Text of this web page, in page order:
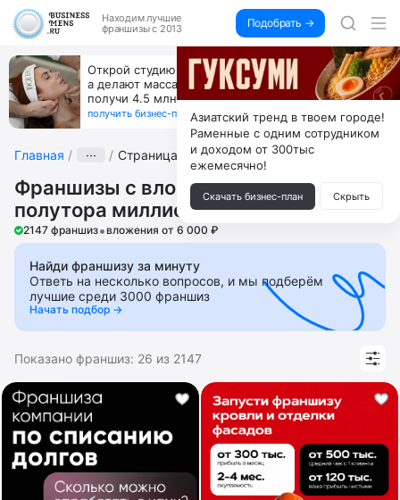
Находим лучшие
франшизы с 2013
Подобрать →
Открой студию, где не колют и не режут,
а делают массаж лица руками и в первый же год
получи 4.5 млн
получить бизнес-план ↓
Главная ··· Страница 5
Франшизы с вложениями до
полутора миллионов рублей
2147 франшиз•вложения от 6 000 ₽
Найди франшизу за минуту
Ответь на несколько вопросов, и мы подберём
лучшие среди 3000 франшиз
Начать подбор →
Показано франшиз: 26 из 2147
Азиатский тренд в твоем городе!
Раменные с одним сотрудником
и доходом от 300тыс
ежемесячно!
Скачать бизнес-план Скрыть